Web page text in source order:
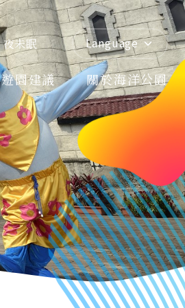
遊園建議 關於海洋公園
夜未眠 Language